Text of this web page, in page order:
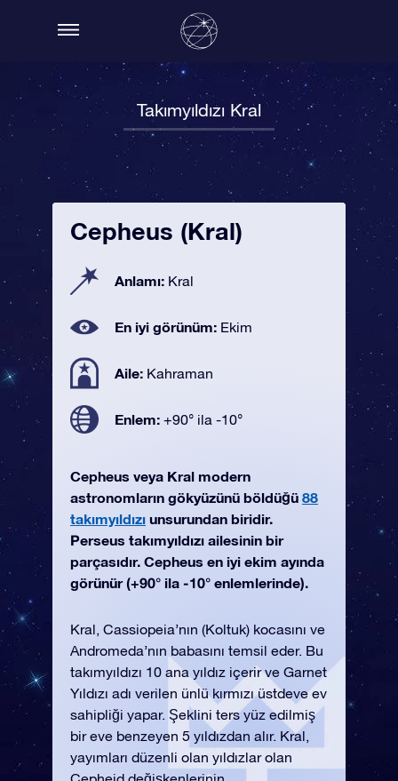
Takımyıldızı Kral
Cepheus (Kral)
Anlamı: Kral
En iyi görünüm: Ekim
Aile: Kahraman
Enlem: +90° ila -10°
Cepheus veya Kral modern
astronomların gökyüzünü böldüğü 88
takımyıldızı unsurundan biridir.
Perseus takımyıldızı ailesinin bir
parçasıdır. Cepheus en iyi ekim ayında
görünür (+90° ila -10° enlemlerinde).
Kral, Cassiopeia’nın (Koltuk) kocasını ve
Andromeda’nın babasını temsil eder. Bu
takımyıldızı 10 ana yıldız içerir ve Garnet
Yıldızı adı verilen ünlü kırmızı üstdeve ev
sahipliği yapar. Şeklini ters yüz edilmiş
bir eve benzeyen 5 yıldızdan alır. Kral,
yayımları düzenli olan yıldızlar olan